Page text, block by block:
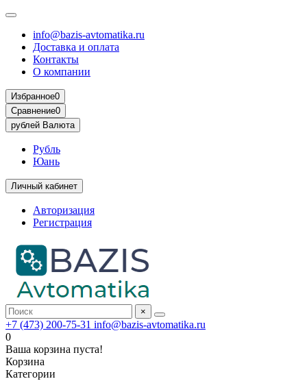
info@bazis-avtomatika.ru
Доставка и оплата
Контакты
О компании
Избранное0
Сравнение0
рублей Валюта
Рубль
Юань
Личный кабинет
Авторизация
Регистрация
×
+7 (473) 200-75-31 info@bazis-avtomatika.ru
0
Ваша корзина пуста!
Корзина
Категории